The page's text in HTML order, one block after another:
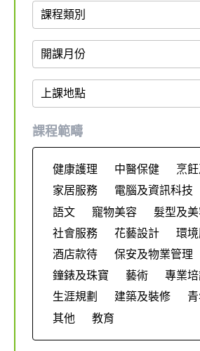
課程類別
開課月份
上課地點
課程範疇
健康護理 中醫保健
烹
家居服務
電腦及資訊科技
語文
寵物美容
髮型及
社會服務
花藝設計 環
酒店款待
保安及物業管理
鐘錶及珠寶
藝術
專業培
生涯規劃
建築及裝修
其他
教育